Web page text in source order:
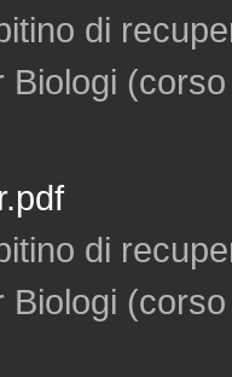
di
Biologi
di
Biologi